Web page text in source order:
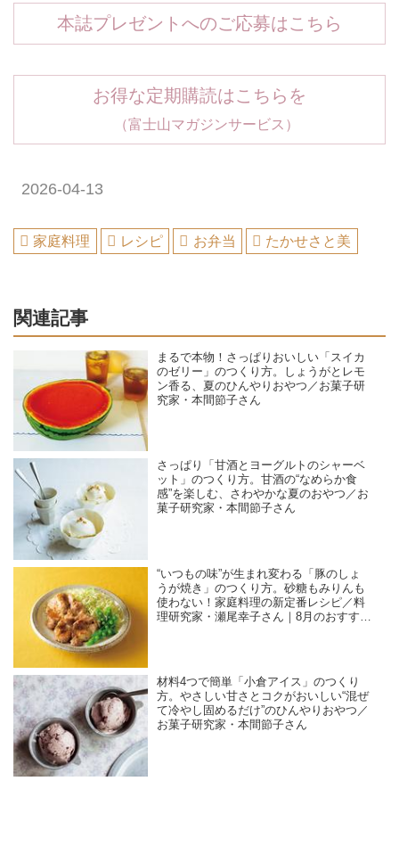
本誌プレゼントへのご応募はこちら
お得な定期購読はこちらを
（富士山マガジンサービス）
2026-04-13
家庭料理 レシピ お弁当 たかせさと美
関連記事
まるで本物！さっぱりおいしい「スイカ
のゼリー」のつくり方。しょうがとレモ
ン香る、夏のひんやりおやつ／お菓子研
究家・本間節子さん
さっぱり「甘酒とヨーグルトのシャーベ
ット」のつくり方。甘酒の“なめらか食
感”を楽しむ、さわやかな夏のおやつ／お
菓子研究家・本間節子さん
“いつもの味”が生まれ変わる「豚のしょ
うが焼き」のつくり方。砂糖もみりんも
使わない！家庭料理の新定番レシピ／料
理研究家・瀬尾幸子さん｜8月のおすすめ
材料4つで簡単「小倉アイス」のつくり
方。やさしい甘さとコクがおいしい“混ぜ
て冷やし固めるだけ”のひんやりおやつ／
お菓子研究家・本間節子さん